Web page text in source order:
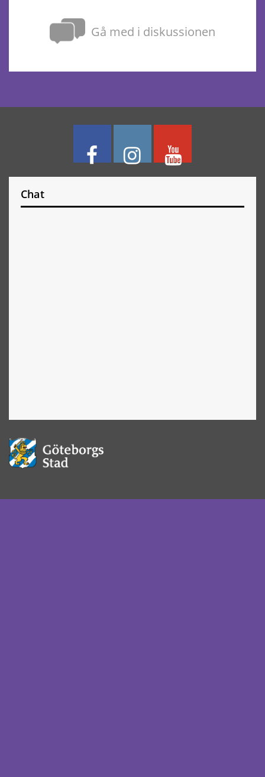
Gå med i diskussionen
Chat